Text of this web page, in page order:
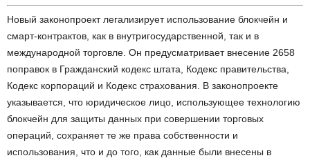
Новый законопроект легализирует использование блокчейн и
смарт-контрактов, как в внутригосударственной, так и в
международной торговле. Он предусматривает внесение 2658
поправок в Гражданский кодекс штата, Кодекс правительства,
Кодекс корпораций и Кодекс страхования. В законопроекте
указывается, что юридическое лицо, использующее технологию
блокчейн для защиты данных при совершении торговых
операций, сохраняет те же права собственности и
использования, что и до того, как данные были внесены в